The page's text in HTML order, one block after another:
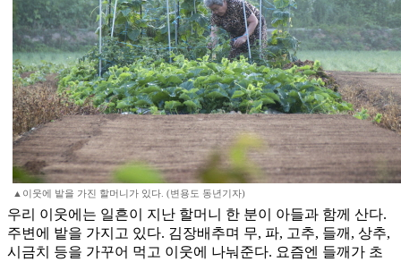
▲이웃에 밭을 가진 할머니가 있다. (변용도 동년기자)
우리 이웃에는 일흔이 지난 할머니 한 분이 아들과 함께 산다.
주변에 밭을 가지고 있다. 김장배추며 무, 파, 고추, 들깨, 상추,
시금치 등을 가꾸어 먹고 이웃에 나눠준다. 요즘엔 들깨가 초